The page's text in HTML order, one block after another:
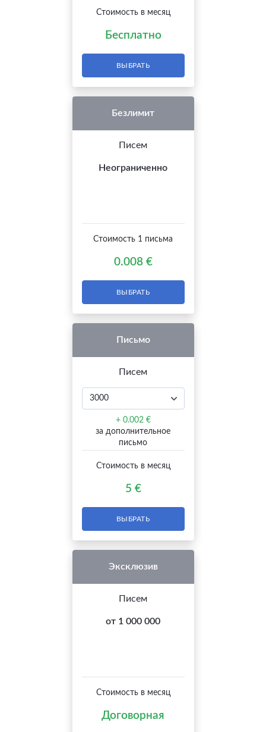
Стоимость в месяц
Бесплатно
ВЫБРАТЬ
Безлимит
Писем
Неограниченно
Стоимость 1 письма
0.008 €
ВЫБРАТЬ
Письмо
Писем
+ 0.002 €
за дополнительное
письмо
Стоимость в месяц
5 €
ВЫБРАТЬ
Эксклюзив
Писем
от 1 000 000
Стоимость в месяц
Договорная